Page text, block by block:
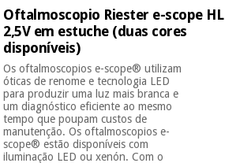
Fisaude
Tech
Academy
Fisaude
Aluguer
terapêuticos
Material de
proteção
essencial
para
coronavirus
Aerobic,
fitness
Outlet
Fisaude
Tech
Academy
Mobiliário
clínico
Gabinetes
terapêuticos
Oftalmoscopio Riester e-scope HL
2,5V em estuche (duas cores
disponíveis)
Os oftalmoscopios e-scope® utilizam
óticas de renome e tecnologia LED
para produzir uma luz mais branca e
um diagnóstico eficiente ao mesmo
tempo que poupam custos de
manutenção. Os oftalmoscopios e-
scope® estão disponíveis com
iluminação LED ou xenón. Com o